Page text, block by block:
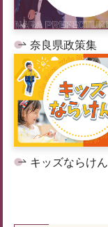
奈良県政策集
キッズならけん